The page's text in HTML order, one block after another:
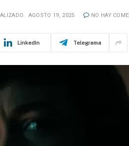
AGOSTO 19, 2025 NO HAY
LinkedIn Telegrama